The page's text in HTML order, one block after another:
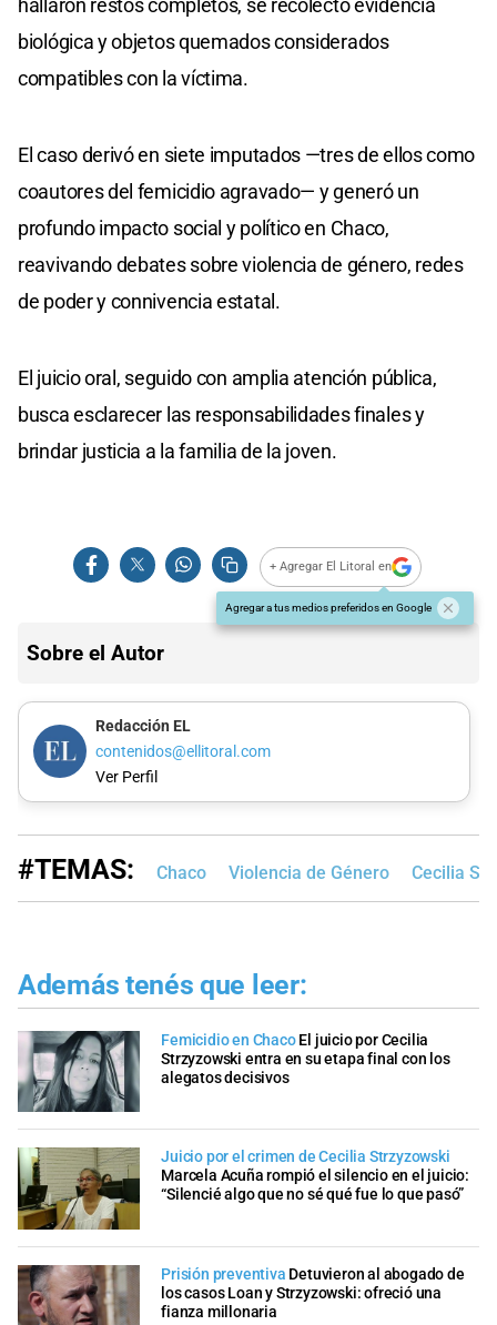
hallaron restos completos, se recolectó evidencia
biológica y objetos quemados considerados
compatibles con la víctima.
El caso derivó en siete imputados —tres de ellos como
coautores del femicidio agravado— y generó un
profundo impacto social y político en Chaco,
reavivando debates sobre violencia de género, redes
de poder y connivencia estatal.
El juicio oral, seguido con amplia atención pública,
busca esclarecer las responsabilidades finales y
brindar justicia a la familia de la joven.
+ Agregar El Litoral en
Agregar a tus medios preferidos en Google
Sobre el Autor
Redacción EL
contenidos@ellitoral.com
Ver Perfil
#TEMAS: Chaco Violencia de Género Cecilia
Además tenés que leer:
Femicidio en Chaco El juicio por Cecilia
Strzyzowski entra en su etapa final con los
alegatos decisivos
Juicio por el crimen de Cecilia Strzyzowski
Marcela Acuña rompió el silencio en el juicio:
“Silencié algo que no sé qué fue lo que pasó”
Prisión preventiva Detuvieron al abogado de
los casos Loan y Strzyzowski: ofreció una
fianza millonaria